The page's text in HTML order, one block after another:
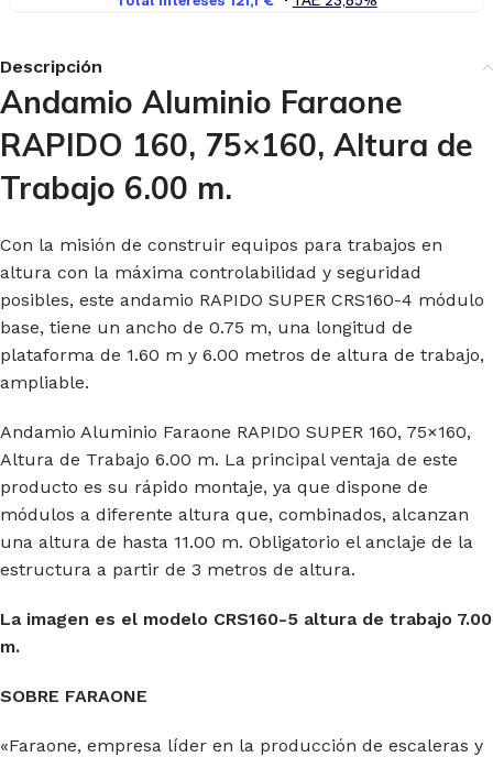
Descripción
Andamio Aluminio Faraone
RAPIDO 160, 75×160, Altura de
Trabajo 6.00 m.
Con la misión de construir equipos para trabajos en
altura con la máxima controlabilidad y seguridad
posibles, este andamio RAPIDO SUPER CRS160-4 módulo
base, tiene un ancho de 0.75 m, una longitud de
plataforma de 1.60 m y 6.00 metros de altura de trabajo,
ampliable.
Andamio Aluminio Faraone RAPIDO SUPER 160, 75×160,
Altura de Trabajo 6.00 m. La principal ventaja de este
producto es su rápido montaje, ya que dispone de
módulos a diferente altura que, combinados, alcanzan
una altura de hasta 11.00 m. Obligatorio el anclaje de la
estructura a partir de 3 metros de altura.
La imagen es el modelo CRS160-5 altura de trabajo 7.00
m.
SOBRE FARAONE
«Faraone, empresa líder en la producción de escaleras y